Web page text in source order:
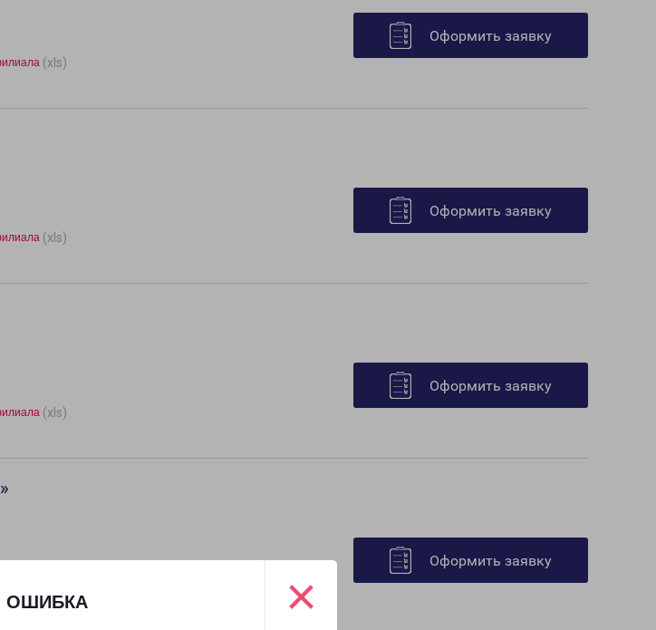
ОШИБКА ×
(xls)
Оформить заявку
(xls)
Оформить заявку
(xls)
Оформить заявку
Оформить заявку